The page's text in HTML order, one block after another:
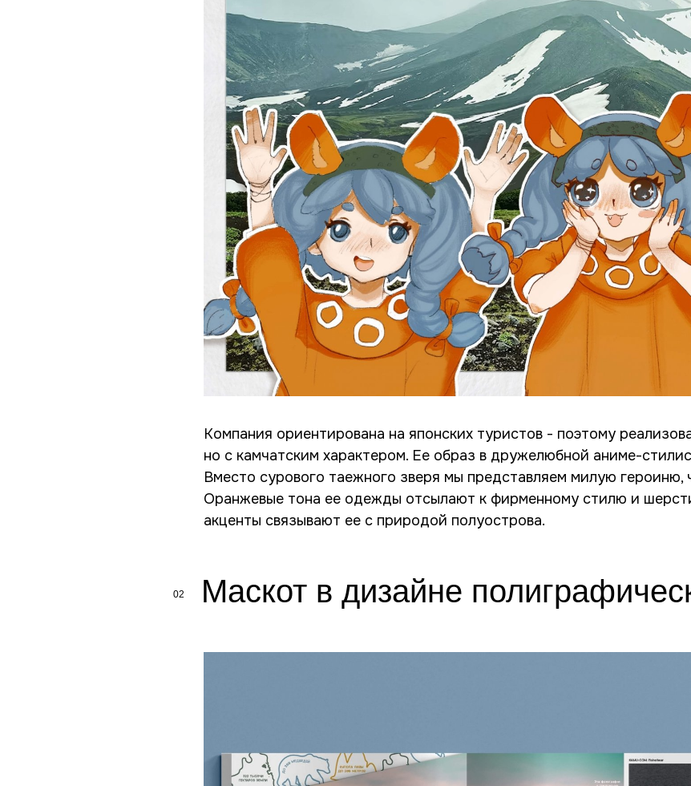
Компания ориентирована на японских туристов - поэтому
но с камчатским характером. Ее образ в дружелюбной аниме-
Вместо сурового таежного зверя мы представляем милую героиню,
Оранжевые тона ее одежды отсылают к фирменному стилю и
акценты связывают ее с природой полуострова.
02 Маскот в дизайне